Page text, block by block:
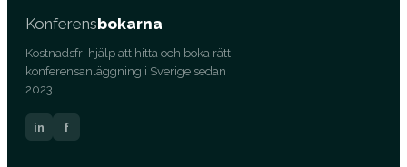
Konferensbokarna
Kostnadsfri hjälp att hitta och boka rätt
konferensanläggning i Sverige sedan
2023.
in f